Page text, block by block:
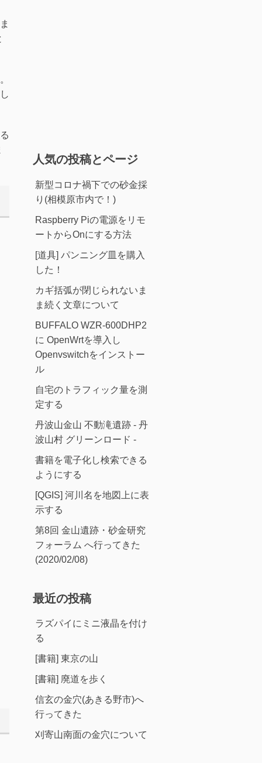
人気の投稿とページ
新型コロナ禍下での砂金採
り(相模原市内で！)
Raspberry Piの電源をリモ
ートからOnにする方法
[道具] パンニング皿を購入
した！
カギ括弧が閉じられないま
ま続く文章について
BUFFALO WZR-600DHP2
に OpenWrtを導入し
Openvswitchをインストー
ル
自宅のトラフィック量を測
定する
丹波山金山 不動滝遺跡 - 丹
波山村 グリーンロード -
書籍を電子化し検索できる
ようにする
[QGIS] 河川名を地図上に表
示する
第8回 金山遺跡・砂金研究
フォーラム へ行ってきた
(2020/02/08)
最近の投稿
ラズパイにミニ液晶を付け
る
[書籍] 東京の山
[書籍] 廃道を歩く
信玄の金穴(あきる野市)へ
行ってきた
刈寄山南面の金穴について